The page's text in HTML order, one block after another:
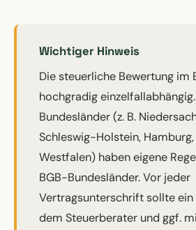
Wichtiger Hinweis
Die steuerliche Bewertung im
hochgradig
Bundesländer (z. B.
Schleswig-Holstein,
Westfalen) haben eigene
BGB-Bundesländer. Vor jeder
Vertragsunterschrift sollte
dem Steuerberater und ggf.